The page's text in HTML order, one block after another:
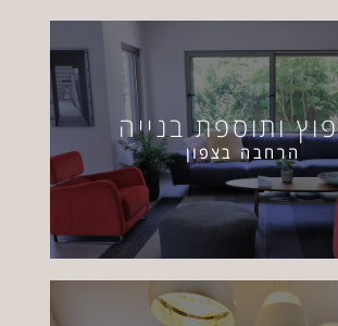
ותוספת בנייה
הרחבה בצפון